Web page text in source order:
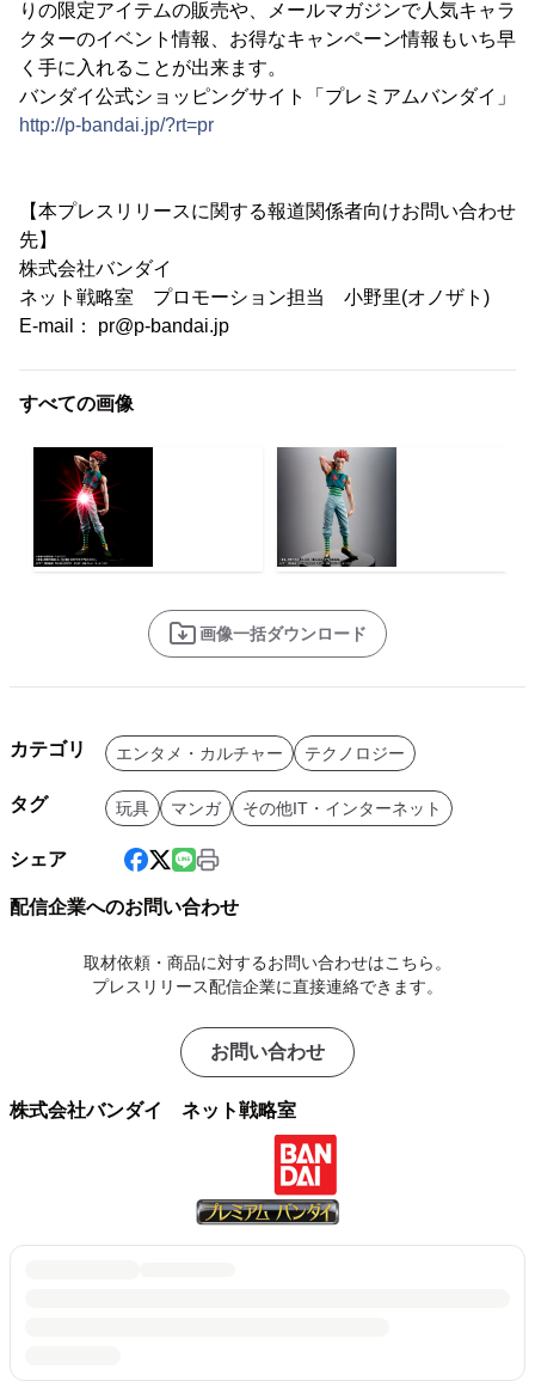
りの限定アイテムの販売や、メールマガジンで人気キャラ
クターのイベント情報、お得なキャンペーン情報もいち早
く手に入れることが出来ます。
バンダイ公式ショッピングサイト「プレミアムバンダイ」
http://p-bandai.jp/?rt=pr
【本プレスリリースに関する報道関係者向けお問い合わせ
先】
株式会社バンダイ
ネット戦略室 プロモーション担当 小野里(オノザト)
E-mail： pr@p-bandai.jp
すべての画像
画像一括ダウンロード
カテゴリ エンタメ・カルチャー テクノロジー
タグ 玩具 マンガ その他IT・インターネット
シェア
配信企業へのお問い合わせ
取材依頼・商品に対するお問い合わせはこちら。
プレスリリース配信企業に直接連絡できます。
お問い合わせ
株式会社バンダイ ネット戦略室